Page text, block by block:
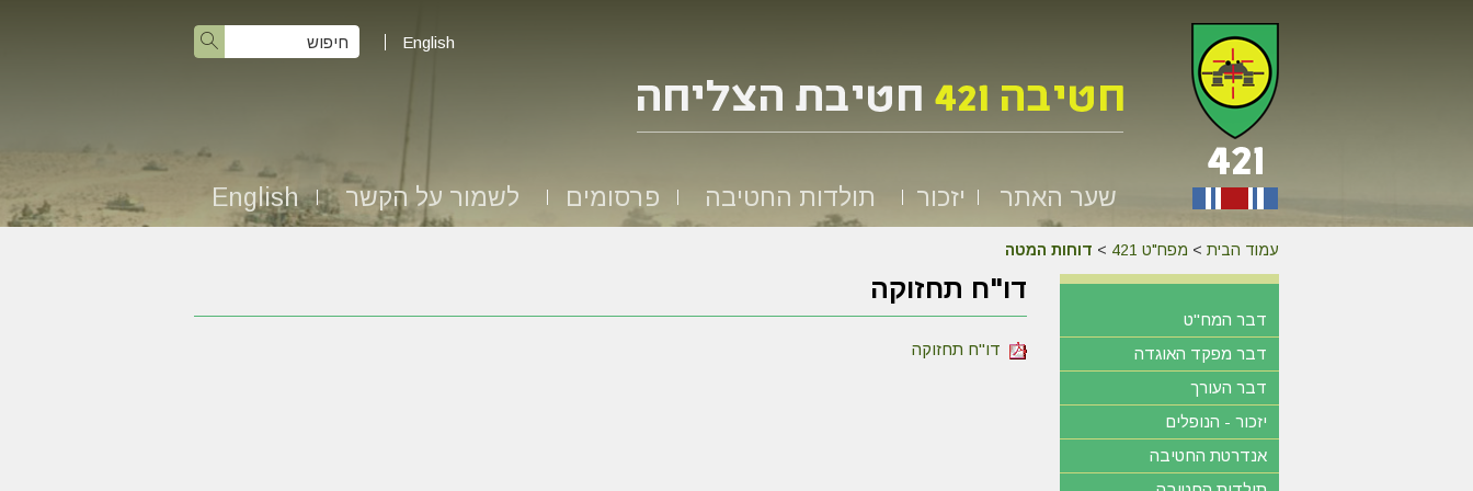
English
שער האתר יזכור תולדות החטיבה פרסומים לשמור על הקשר English
עמוד הבית > מפח"ט 421 > דוחות המטה
דו"ח תחזוקה
דו"ח תחזוקה
דבר המח"ט
דבר מפקד האוגדה
דבר העורך
יזכור - הנופלים
אנדרטת החטיבה